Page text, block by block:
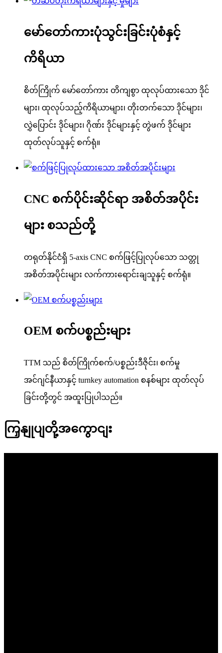
မော်တော်ကားပုံသွင်းခြင်းပုံစံနှင့်
ကိရိယာ
စိတ်ကြိုက် မော်တော်ကား တိကျစွာ ထုလုပ်ထားသော ဒိုင်
များ၊ ထုလုပ်သည့်ကိရိယာများ၊ တိုးတက်သော ဒိုင်များ၊
လွှဲပြောင်း ဒိုင်များ၊ ဂိုဏ်း ဒိုင်များနှင့် တွဲဖက် ဒိုင်များ
ထုတ်လုပ်သူနှင့် စက်ရုံ။
CNC စက်ပိုင်းဆိုင်ရာ အစိတ်အပိုင်း
များ စသည်တို့
တရုတ်နိုင်ငံရှိ 5-axis CNC စက်ဖြင့်ပြုလုပ်သော သတ္တု
အစိတ်အပိုင်းများ လက်ကားရောင်းချသူနှင့် စက်ရုံ။
OEM စက်ပစ္စည်းများ
TTM သည် စိတ်ကြိုက်စက်/ပစ္စည်းဒီဇိုင်း၊ စက်မှု
အင်ဂျင်နီယာနှင့် turnkey automation စနစ်များ ထုတ်လုပ်
ခြင်းတို့တွင် အထူးပြုပါသည်။
ကြှနျုပျတို့အကွောငျး